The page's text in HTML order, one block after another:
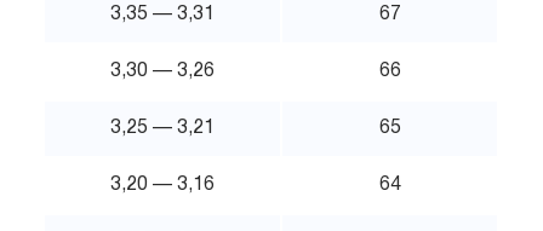
3,35 — 3,31 67
3,30 — 3,26 66
3,25 — 3,21 65
3,20 — 3,16 64